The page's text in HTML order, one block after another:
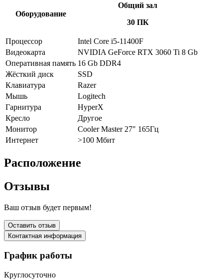
Оборудование
Общий зал
30 ПК
Процессор
Intel Core i5-11400F
Видеокарта
NVIDIA GeForce RTX 3060 Ti 8 Gb
Оперативная память 16 Gb DDR4
Жёсткий диск
SSD
Клавиатура
Razer
Мышь
Logitech
Гарнитура
HyperX
Кресло
Другое
Монитор
Cooler Master 27" 165Гц
Интернет
>100 Мбит
Расположение
Отзывы
Ваш отзыв будет первым!
Оставить отзыв
Контактная информация
График работы
Круглосуточно